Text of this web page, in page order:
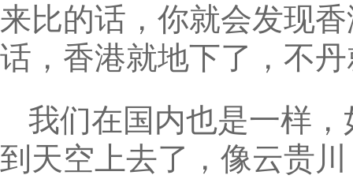
来比的话，你就会发现
话，香港就地下了，不
我们在国内也是一样
到天空上去了，像云贵